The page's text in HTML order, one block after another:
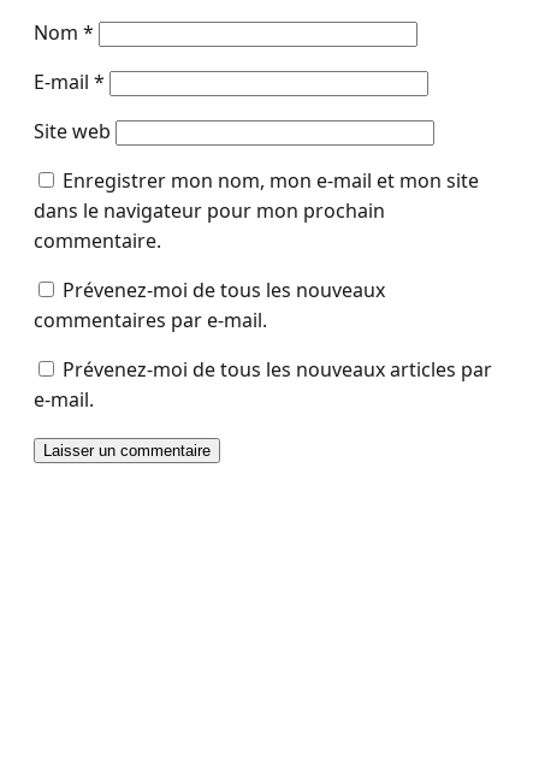
Nom *
E-mail *
Site web
Enregistrer mon nom, mon e-mail et mon site
dans le navigateur pour mon prochain
commentaire.
Prévenez-moi de tous les nouveaux
commentaires par e-mail.
Prévenez-moi de tous les nouveaux articles par
e-mail.